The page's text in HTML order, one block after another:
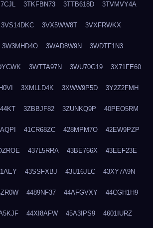
3TKFBN73 3TTB618D 3TVMVY4A
3VS14DKC 3VX5WW8T 3VXFRWKX
3W3MHD4O 3WAD8W9N 3WDTF1N3
3WTTA97N 3WU70G19 3X71FE60
3XMLLD4K 3XWW9P5D 3Y2Z2FMH
3ZBBJF82 3ZUNKQ9P 40PEO5RM
41CR68ZC 428MPM7O 42EW9PZP
437L5RRA 43BE766X 43EEF23E
43SSFXBJ 43U16JLC 43XY7A9N
4489NF37 44AFGVXY 44CGH1H9
44XI8AFW 45A3IPS9 4601IURZ